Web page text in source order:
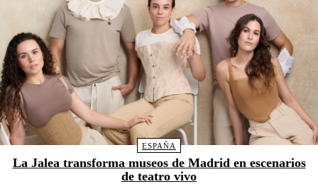
ESPAÑA
La Jalea transforma museos de Madrid en escenarios
de teatro vivo